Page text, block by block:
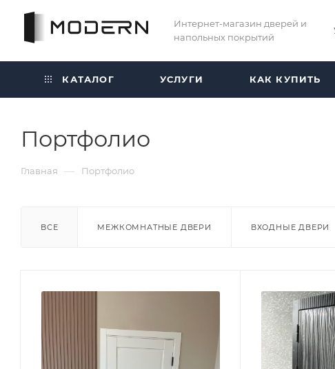
Интернет-магазин дверей и
напольных покрытий
КАТАЛОГ УСЛУГИ КАК КУПИТЬ
Портфолио
Главная — Портфолио
ВСЕ МЕЖКОМНАТНЫЕ ДВЕРИ ВХОДНЫЕ ДВЕРИ